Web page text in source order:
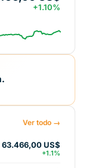
+1.10%
Ver todo →
63.466,00 US$
+1.1%